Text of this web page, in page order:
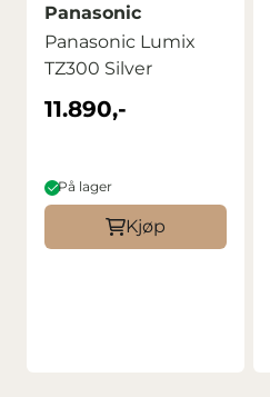
Panasonic
Panasonic Lumix
TZ300 Silver
11.890,-
På lager
Kjøp